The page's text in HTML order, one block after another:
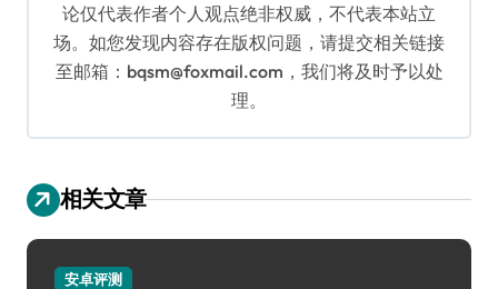
论仅代表作者个人观点绝非权威，不代表本站立
场。如您发现内容存在版权问题，请提交相关链接
至邮箱：bqsm@foxmail.com，我们将及时予以处
理。
相关文章
安卓评测